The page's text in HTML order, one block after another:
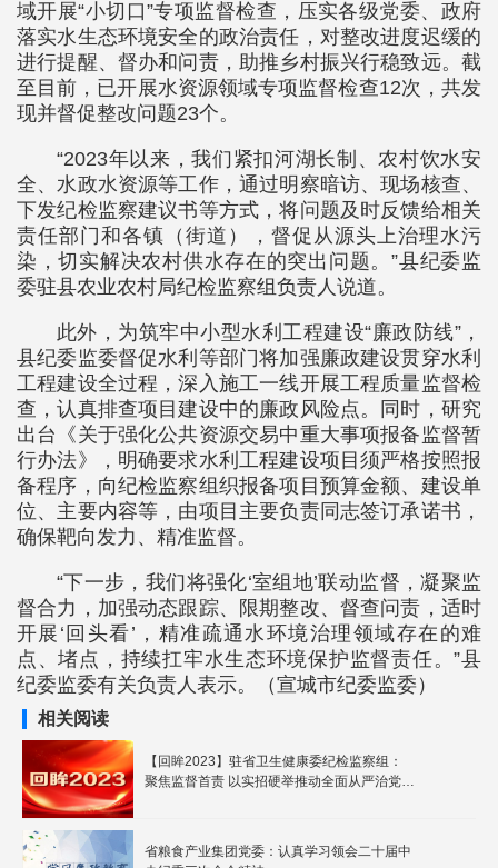
域开展“小切口”专项监督检查，压实各级党委、政府
落实水生态环境安全的政治责任，对整改进度迟缓的
进行提醒、督办和问责，助推乡村振兴行稳致远。截
至目前，已开展水资源领域专项监督检查12次，共发
现并督促整改问题23个。
“2023年以来，我们紧扣河湖长制、农村饮水安
全、水政水资源等工作，通过明察暗访、现场核查、
下发纪检监察建议书等方式，将问题及时反馈给相关
责任部门和各镇（街道），督促从源头上治理水污
染，切实解决农村供水存在的突出问题。”县纪委监
委驻县农业农村局纪检监察组负责人说道。
此外，为筑牢中小型水利工程建设“廉政防线”，
县纪委监委督促水利等部门将加强廉政建设贯穿水利
工程建设全过程，深入施工一线开展工程质量监督检
查，认真排查项目建设中的廉政风险点。同时，研究
出台《关于强化公共资源交易中重大事项报备监督暂
行办法》，明确要求水利工程建设项目须严格按照报
备程序，向纪检监察组织报备项目预算金额、建设单
位、主要内容等，由项目主要负责同志签订承诺书，
确保靶向发力、精准监督。
“下一步，我们将强化‘室组地’联动监督，凝聚监
督合力，加强动态跟踪、限期整改、督查问责，适时
开展‘回头看’，精准疏通水环境治理领域存在的难
点、堵点，持续扛牢水生态环境保护监督责任。”县
纪委监委有关负责人表示。（宣城市纪委监委）
相关阅读
【回眸2023】驻省卫生健康委纪检监察组：
聚焦监督首责 以实招硬举推动全面从严治党向
省粮食产业集团党委：认真学习领会二十届中